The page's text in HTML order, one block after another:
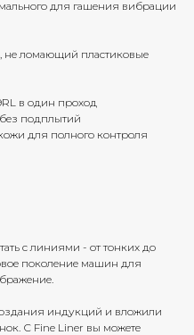
для гашения вибрации
не ломающий пластиковые
в один проход
подплытий
для полного контроля
с линиями - от тонких до
поколение машин для
индукций и вложили
С Fine Liner вы можете